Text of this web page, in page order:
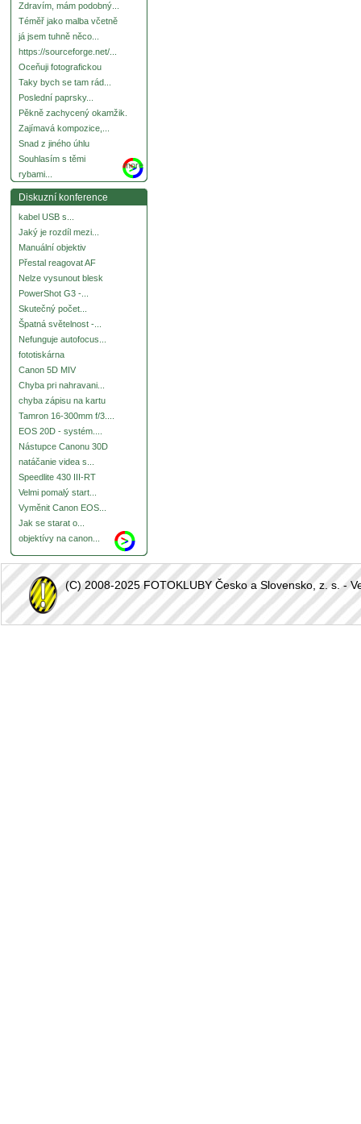
Zdravím, mám podobný...
Téměř jako malba včetně
já jsem tuhně něco...
https://sourceforge.net/...
Oceňuji fotografickou
Taky bych se tam rád...
Poslední paprsky...
Pěkně zachycený okamžik.
Zajímavá kompozice,...
Snad z jiného úhlu
Souhlasím s těmi
rybami...
more
Diskuzní konference
kabel USB s...
Jaký je rozdíl mezi...
Manuální objektiv
Přestal reagovat AF
Nelze vysunout blesk
PowerShot G3 -...
Skutečný počet...
Špatná světelnost -...
Nefunguje autofocus...
fototiskárna
Canon 5D MIV
Chyba pri nahravani...
chyba zápisu na kartu
Tamron 16-300mm f/3....
EOS 20D - systém....
Nástupce Canonu 30D
natáčanie videa s...
Speedlite 430 III-RT
Velmi pomalý start...
Vyměnit Canon EOS...
Jak se starat o...
objektívy na canon...
(C) 2008-2025 FOTOKLUBY Česko a Slovensko, z. s. -